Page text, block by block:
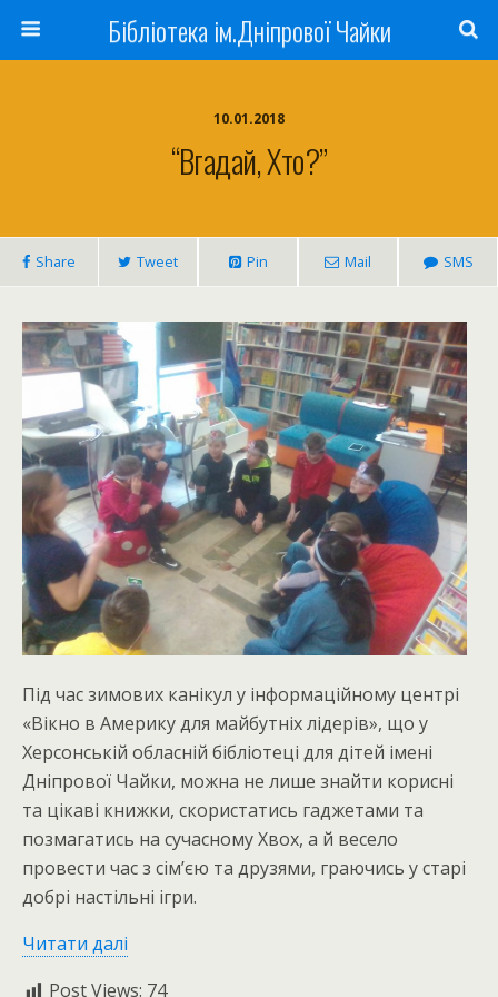
Бібліотека ім.Дніпрової Чайки
10.01.2018
“Вгадай, Хто?”
Share Tweet Pin Mail SMS
Під час зимових канікул у інформаційному центрі
«Вікно в Америку для майбутніх лідерів», що у
Херсонській обласній бібліотеці для дітей імені
Дніпрової Чайки, можна не лише знайти корисні
та цікаві книжки, скористатись гаджетами та
позмагатись на сучасному Хвох, а й весело
провести час з сім’єю та друзями, граючись у старі
добрі настільні ігри.
Читати далі
Post Views: 74